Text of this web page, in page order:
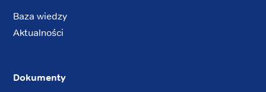
Baza wiedzy
Aktualności
Dokumenty